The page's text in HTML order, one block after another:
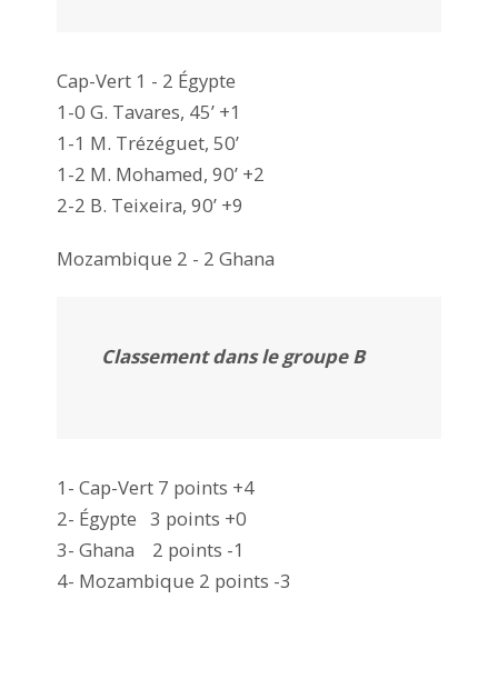
Cap-Vert 1 - 2 Égypte
1-0 G. Tavares, 45’ +1
1-1 M. Trézéguet, 50’
1-2 M. Mohamed, 90’ +2
2-2 B. Teixeira, 90’ +9
Mozambique 2 - 2 Ghana
Classement dans le groupe B
1- Cap-Vert 7 points +4
2- Égypte 3 points +0
3- Ghana 2 points -1
4- Mozambique 2 points -3